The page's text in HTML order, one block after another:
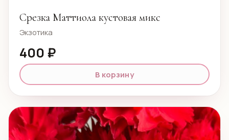
Срезка Маттиола кустовая микс
Экзотика
400 ₽
В корзину